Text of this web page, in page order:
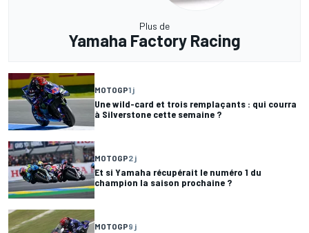
Plus de
Yamaha Factory Racing
MOTOGP1 j
Une wild-card et trois remplaçants : qui courra
à Silverstone cette semaine ?
MOTOGP2 j
Et si Yamaha récupérait le numéro 1 du
champion la saison prochaine ?
MOTOGP9 j